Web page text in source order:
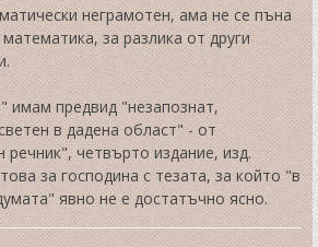
неграмотен, ама не се пъна
за разлика от други
имам предвид "незапознат,
в дадена област" - от
речник", четвърто издание, изд.
за господина с тезата, за който "в
явно не е достатъчно ясно.